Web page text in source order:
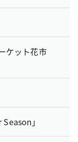
ケット花市
」